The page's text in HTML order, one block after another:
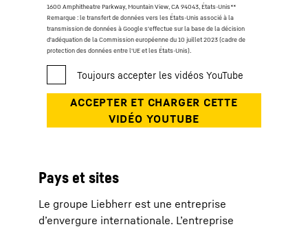
1600 Amphitheatre Parkway, Mountain View, CA 94043, États-Unis**
Remarque : le transfert de données vers les États-Unis associé à la
transmission de données à Google s'effectue sur la base de la décision
d'adéquation de la Commission européenne du 10 juillet 2023 (cadre de
protection des données entre l'UE et les États-Unis).
Pays et sites
Le groupe Liebherr est une entreprise
d’envergure internationale. L’entreprise